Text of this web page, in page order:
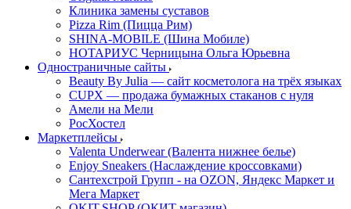
Клиника замены суставов
Pizza Rim (Пицца Рим)
SHINA-MOBILE (Шина Мобиле)
НОТАРИУС Черницына Ольга Юрьевна
Одностраничные сайты
Beauty By Julia — сайт косметолога на трёх языках
CUPX — продажа бумажных стаканов с нуля
Амели на Мели
РосХостел
Маркетплейсы
Valenta Underwear (Валента нижнее белье)
Enjoy Sneakers (Наслаждение кроссовками)
Сантехcтрой Групп - на OZON, Яндекс Маркет и
Мега Маркет